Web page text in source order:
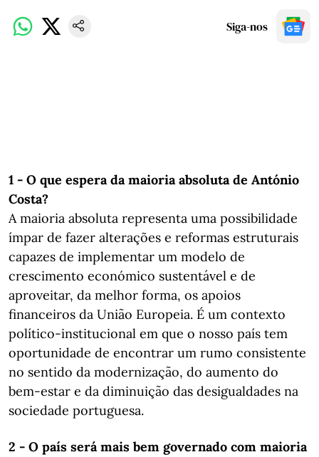
Siga-nos
1 - O que espera da maioria absoluta de António
Costa?
A maioria absoluta representa uma possibilidade
ímpar de fazer alterações e reformas estruturais
capazes de implementar um modelo de
crescimento económico sustentável e de
aproveitar, da melhor forma, os apoios
financeiros da União Europeia. É um contexto
político-institucional em que o nosso país tem
oportunidade de encontrar um rumo consistente
no sentido da modernização, do aumento do
bem-estar e da diminuição das desigualdades na
sociedade portuguesa.
2 - O país será mais bem governado com maioria